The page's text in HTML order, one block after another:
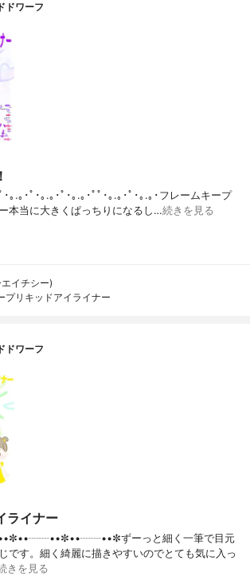
ドワーフ
･｡.｡･ﾟ･｡.｡･ﾟ･｡.｡･ﾟﾟ･｡.｡･ﾟ･｡.｡･フレームキープ
本当に大きくぱっちりになるし…続きを見る
イチシー)
プリキッドアイライナー
ドワーフ
ライナー
ずーっと細く一筆で目元
です。細く綺麗に描きやすいのでとても気に入っ
きを見る